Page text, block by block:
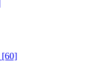
[60]